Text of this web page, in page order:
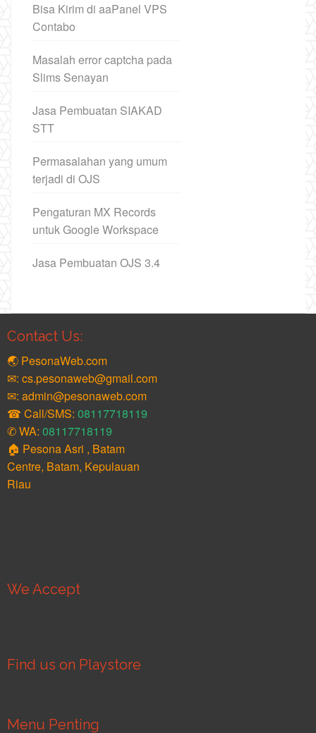
Bisa Kirim di aaPanel VPS
Contabo
Masalah error captcha pada
Slims Senayan
Jasa Pembuatan SIAKAD
STT
Permasalahan yang umum
terjadi di OJS
Pengaturan MX Records
untuk Google Workspace
Jasa Pembuatan OJS 3.4
Contact Us:
🌏 PesonaWeb.com
✉: cs.pesonaweb@gmail.com
✉: admin@pesonaweb.com
☎ Call/SMS: 08117718119
✆ WA: 08117718119
🏠 Pesona Asri , Batam
Centre, Batam, Kepulauan
Riau
We Accept
Find us on Playstore
Menu Penting